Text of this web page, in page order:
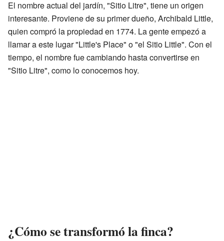
El nombre actual del jardín, "Sitio Litre", tiene un origen
interesante. Proviene de su primer dueño, Archibald Little,
quien compró la propiedad en 1774. La gente empezó a
llamar a este lugar "Little's Place" o "el Sitio Little". Con el
tiempo, el nombre fue cambiando hasta convertirse en
"Sitio Litre", como lo conocemos hoy.
¿Cómo se transformó la finca?